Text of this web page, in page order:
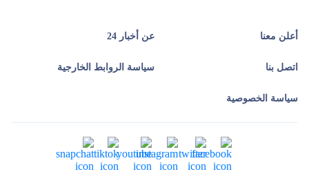
أعلن معنا عن أخبار 24
اتصل بنا سياسة الروابط الخارجية
سياسة الخصوصية